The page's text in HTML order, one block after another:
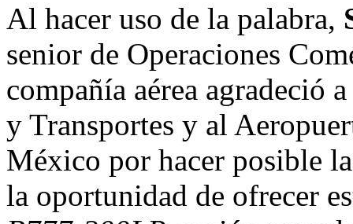
Al hacer uso de la palabra,
senior de Operaciones
compañía aérea agradeció
y Transportes y al
México por hacer posible
la oportunidad de ofrecer